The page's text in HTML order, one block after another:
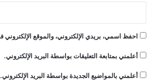
احفظ اسمي، بريدي الإلكتروني، والموقع
أعلمني بمتابعة التعليقات بواسطة البريد الإلكتروني.
أعلمني بالمواضيع الجديدة بواسطة البريد الإلكتروني.